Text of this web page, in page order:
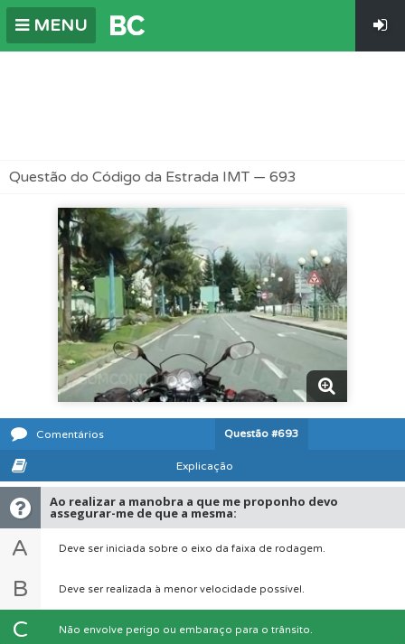
MENU
Questão do Código da Estrada IMT — 693
Comentários Questão #693
Explicação
Ao realizar a manobra a que me proponho devo
assegurar-me de que a mesma:
A Deve ser iniciada sobre o eixo da faixa de rodagem.
B Deve ser realizada à menor velocidade possível.
C Não envolve perigo ou embaraço para o trânsito.